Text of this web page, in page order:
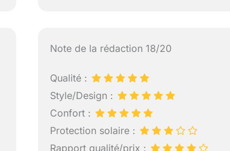
Note de la rédaction 18/20
Qualité :
Style/Design :
Confort :
Protection solaire :
Rapport qualité/prix :